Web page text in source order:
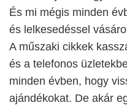
És mi mégis minden
és lelkesedéssel
A műszaki cikkek
és a telefonos
minden évben, hogy
ajándékokat. De akár